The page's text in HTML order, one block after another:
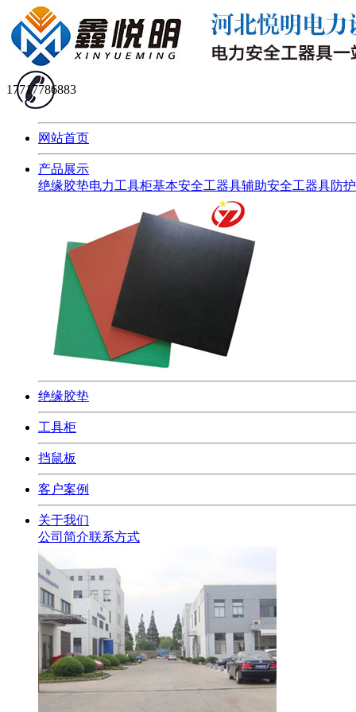
17717786883
网站首页
产品展示
绝缘胶垫电力工具柜基本安全工器具辅助安全工器具防
绝缘胶垫
工具柜
挡鼠板
客户案例
关于我们
公司简介联系方式